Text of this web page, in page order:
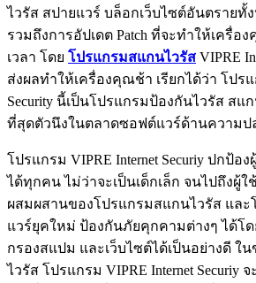
ไวรัส สปายแวร์ บล็อกเว็บไซต์อันตรายทั้
รวมถึงการอัปเดต Patch ที่จะทำให้เครื่
เวลา โดย โปรแกรมสแกนไวรัส VIPRE
ส่งผลทำให้เครื่องคุณช้า เรียกได้ว่า โปรแ
Security นี้เป็นโปรแกรมป้องกันไวรัส สแ
ที่สุดตัวนึงในตลาดซอฟต์แวร์ด้านความป
โปรแกรม VIPRE Internet Securiy ปกป้อ
ได้ทุกคน ไม่ว่าจะเป็นเด็กเล็ก จนไปถึงผู้ใ
ผสมผสานของโปรแกรมสแกนไวรัส แล
แวร์ยุคใหม่ ป้องกันภัยคุกคามต่างๆ ได้โ
กรองสแปม และเว็บไซต์ได้เป็นอย่างดี
ไวรัส โปรแกรม VIPRE Internet Securiy